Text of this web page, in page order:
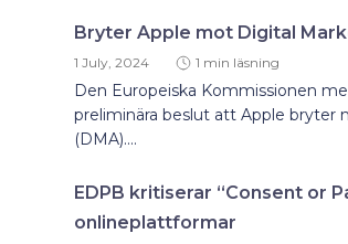
Bryter Apple mot Digital
1 July, 2024 1 min läsning
Den Europeiska Kommissionen
preliminära beslut att Apple bryter
(DMA)....
EDPB kritiserar “Consent or
onlineplattformar